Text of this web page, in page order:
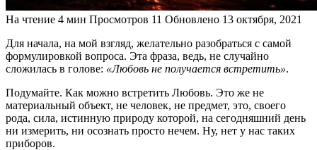
На чтение 4 мин Просмотров 11 Обновлено 13 октября, 2021
Для начала, на мой взгляд, желательно разобраться с самой
формулировкой вопроса. Эта фраза, ведь, не случайно
сложилась в голове: «Любовь не получается встретить».
Подумайте. Как можно встретить Любовь. Это же не
материальный объект, не человек, не предмет, это, своего
рода, сила, истинную природу которой, на сегодняшний день
ни измерить, ни осознать просто нечем. Ну, нет у нас таких
приборов.